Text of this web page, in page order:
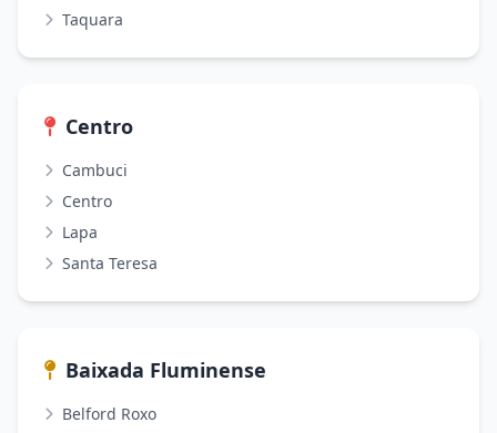
Taquara
Centro
Cambuci
Centro
Lapa
Santa Teresa
Baixada Fluminense
Belford Roxo